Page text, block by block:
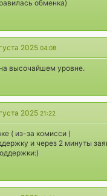
обменка)
2025 04:08
высочайшем уровне.
2025 21:22
( из-за комисси )
и через 2 минуты